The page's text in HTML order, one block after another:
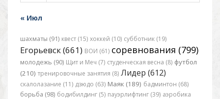
« Июл
шахматы (91) квест (15) хоккей (10) субботник (19)
Егорьевск (661) ВОИ (61) соревнования (799)
молодежь (90) Щит и Меч (7) студенческая весна (8) футбол
(210) тренировочные занятия (8) Лидер (612)
скалолазание (11) дзюдо (63) Маяк (189) бадминтон (68)
борьба (98) бодибилдинг (5) пауэрлифтинг (39) аэробика